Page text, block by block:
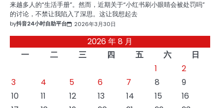
来越多人的“生活手册”。然而，近期关于“小红书刷小眼睛会被处罚吗”
的讨论，不禁让我陷入了深思。这让我想起去
by抖音24小时自助平台 2026年3月30日
2026 年 8 月
一
二 三 四 五 六
日
1
2
3
4 5 6 7 8
9
10
11 12 13 14 15
16